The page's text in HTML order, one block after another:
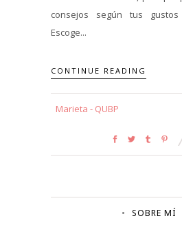
consejos según tus
Escoge...
CONTINUE READING
Marieta - QUBP
SOBRE MÍ